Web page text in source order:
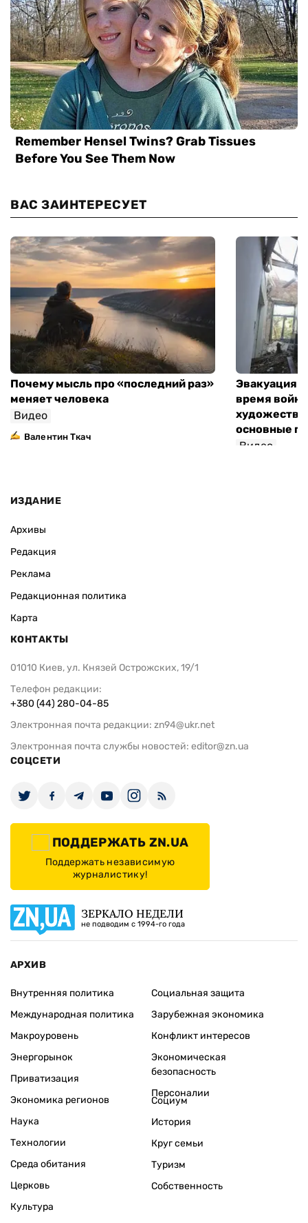
ВАС ЗАИНТЕРЕСУЕТ
Почему мысль про «последний раз»
меняет человека
Видео
Валентин Ткач
Эвакуация
время
основные
Видео
ИЗДАНИЕ
Архивы
Редакция
Реклама
Редакционная политика
Карта
КОНТАКТЫ
01010 Киев, ул. Князей Острожских, 19/1
Телефон редакции:
+380 (44) 280-04-85
Электронная почта редакции: zn94@ukr.net
Электронная почта службы новостей: editor@zn.ua
СОЦСЕТИ
ПОДДЕРЖАТЬ ZN.UA
Поддержать независимую
журналистику!
ЗЕРКАЛО НЕДЕЛИ
не подводим с 1994-го года
АРХИВ
Внутренняя политика
Международная политика
Макроуровень
Энергорынок
Приватизация
Экономика регионов
Социальная защита
Зарубежная экономика
Конфликт интересов
Экономическая
безопасность
Персоналии
Наука
Технологии
Среда обитания
Церковь
Культура
Социум
История
Круг семьи
Туризм
Собственность